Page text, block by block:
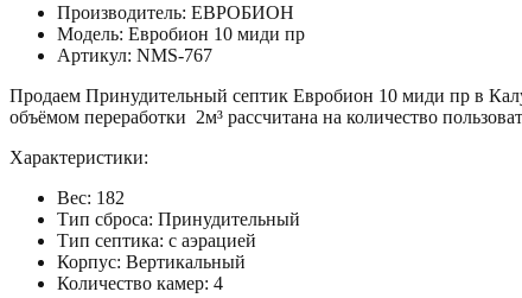
Производитель: ЕВРОБИОН
Модель: Евробион 10 миди пр
Артикул: NMS-767
Продаем Принудительный септик Евробион 10 миди пр в
объёмом переработки 2м³ рассчитана на количество
Характеристики:
Вес: 182
Тип сброса: Принудительный
Тип септика: с аэрацией
Корпус: Вертикальный
Количество камер: 4